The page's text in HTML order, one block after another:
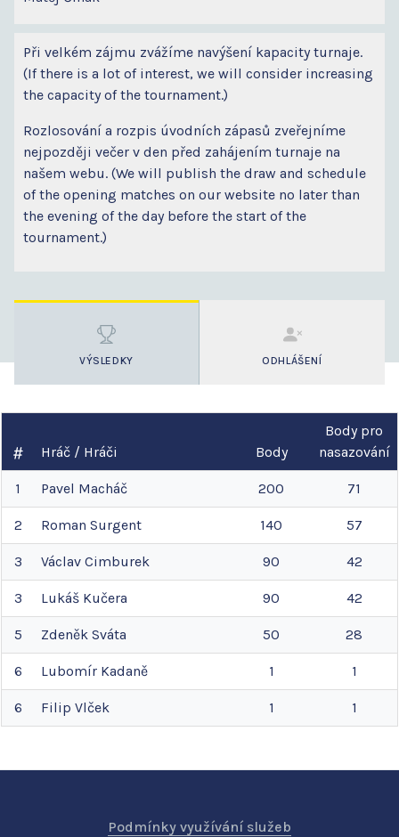
Při velkém zájmu zvážíme navýšení kapacity turnaje.
(If there is a lot of interest, we will consider increasing
the capacity of the tournament.)
Rozlosování a rozpis úvodních zápasů zveřejníme
nejpozději večer v den před zahájením turnaje na
našem webu. (We will publish the draw and schedule
of the opening matches on our website no later than
the evening of the day before the start of the
tournament.)
VÝSLEDKY ODHLÁŠENÍ
Hráč / Hráči Body
Body pro
nasazování
1 Pavel Macháč 200 71
2 Roman Surgent 140 57
3 Václav Cimburek 90 42
3 Lukáš Kučera 90 42
5 Zdeněk Sváta 50 28
6 Lubomír Kadaně 1 1
6 Filip Vlček 1 1
Podmínky využívání služeb